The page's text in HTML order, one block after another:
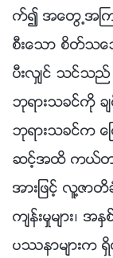
က္၍ အေတြ႕အ
စီးေသာ စိတ္သေဘ
ပီးလွ်င္ သင္သည္
ဘုရားသခင္ကို
ဘုရားသခင္က
ဆင့္အထိ ကယ္တင္ၿ
အားျဖင့္ လူ႔ဇာ
က်န္းမႈမ်ား၊ အႏွ
ပႆနာမ်ားက ရွိ